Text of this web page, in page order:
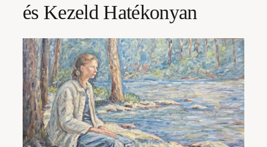
és Kezeld Hatékonyan